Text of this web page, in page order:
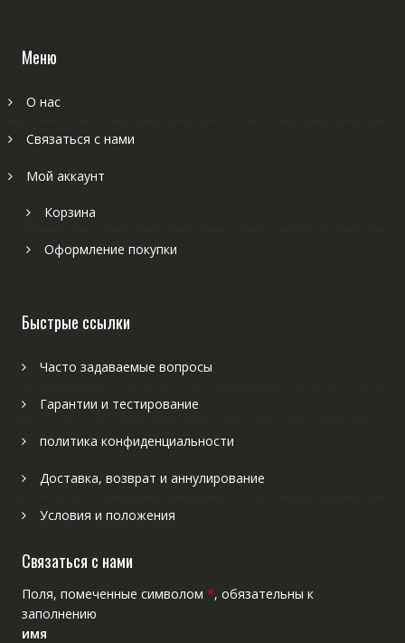
Меню
О нас
Связаться с нами
Мой аккаунт
Корзина
Оформление покупки
Быстрые ссылки
Часто задаваемые вопросы
Гарантии и тестирование
политика конфиденциальности
Доставка, возврат и аннулирование
Условия и положения
Связаться с нами
Поля, помеченные символом *, обязательны к
заполнению
имя